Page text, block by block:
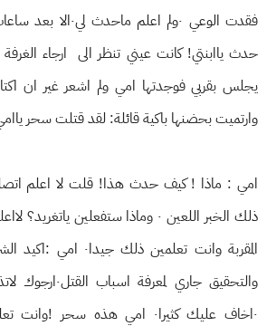
يجلس بقربي فوجدتها امي ولم اشعر غير ان
وارتميت بحضنها باكية قائلة: لقد قتلت سحر
امي : ماذا ! كيف حدث هذا! قلت لا اعلم
ذلك الخبر اللعين ٠ وماذا ستفعلين
المقربة وانت تعلمين ذلك
والتحقيق جاري
٠اخاف عليك كثيرا٠ امي هذه سحر